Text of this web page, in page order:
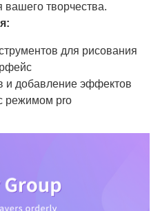
творчества.
для рисования
и добавление эффектов
режимом pro